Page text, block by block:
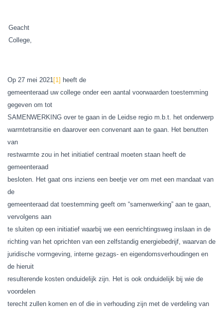
Geacht
College,
Op 27 mei 2021[1] heeft de
gemeenteraad uw college onder een aantal voorwaarden toestemming
gegeven om tot
SAMENWERKING over te gaan in de Leidse regio m.b.t. het onderwerp
warmtetransitie en daarover een convenant aan te gaan. Het benutten
van
restwarmte zou in het initiatief centraal moeten staan heeft de
gemeenteraad
besloten. Het gaat ons inziens een beetje ver om met een mandaat van
de
gemeenteraad dat toestemming geeft om “samenwerking” aan te gaan,
vervolgens aan
te sluiten op een initiatief waarbij we een eenrichtingsweg inslaan in de
richting van het oprichten van een zelfstandig energiebedrijf, waarvan de
juridische vormgeving, interne gezags- en eigendomsverhoudingen en
de hieruit
resulterende kosten onduidelijk zijn. Het is ook onduidelijk bij wie de
voordelen
terecht zullen komen en of die in verhouding zijn met de verdeling van